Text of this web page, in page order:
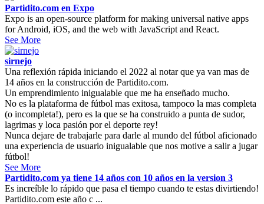
Partidito.com en Expo
Expo is an open-source platform for making universal native apps
for Android, iOS, and the web with JavaScript and React.
See More
sirnejo
Una reflexión rápida iniciando el 2022 al notar que ya van mas de
14 años en la construcción de Partidito.com.
Un emprendimiento inigualable que me ha enseñado mucho.
No es la plataforma de fútbol mas exitosa, tampoco la mas completa
(o incompleta!), pero es la que se ha construido a punta de sudor,
lagrimas y loca pasión por el deporte rey!
Nunca dejare de trabajarle para darle al mundo del fútbol aficionado
una experiencia de usuario inigualable que nos motive a salir a jugar
fútbol!
See More
Partidito.com ya tiene 14 años con 10 años en la version 3
Es increíble lo rápido que pasa el tiempo cuando te estas divirtiendo!
Partidito.com este año c ...